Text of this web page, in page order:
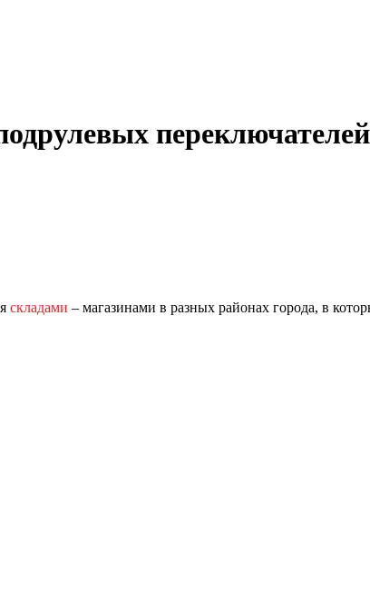
складами – магазинами в разных районах города, в